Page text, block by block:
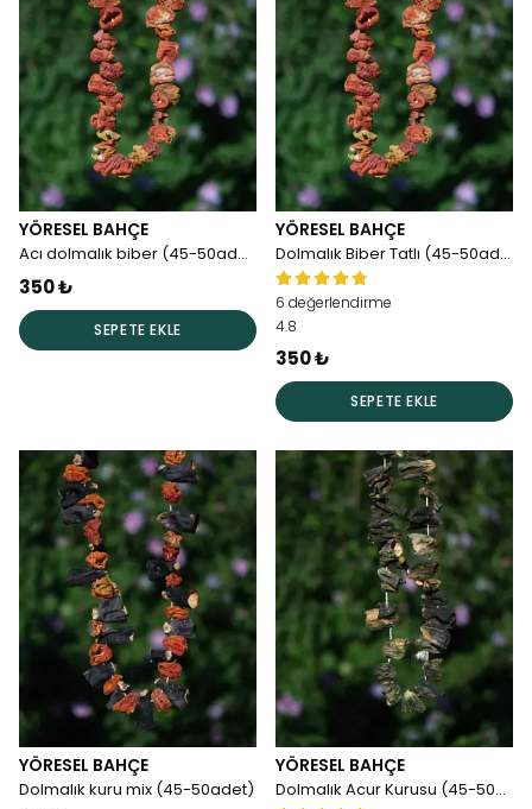
YÖRESEL BAHÇE
Acı dolmalık biber (45-50adet)
350 ₺
SEPETE EKLE
YÖRESEL BAHÇE
Dolmalık Biber Tatlı (45-50adet)
6 değerlendirme
4.8
350 ₺
SEPETE EKLE
YÖRESEL BAHÇE
Dolmalık kuru mix (45-50adet)
YÖRESEL BAHÇE
Dolmalık Acur Kurusu (45-50adet)